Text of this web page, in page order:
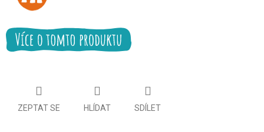
ZEPTAT SE HLÍDAT SDÍLET